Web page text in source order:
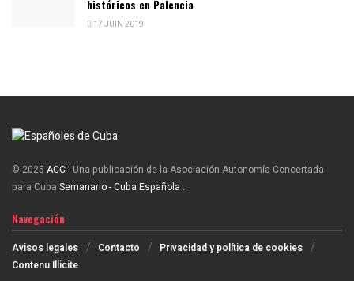
históricos en Palencia
17 JUIN 2019
© 2025 ACC- Una publicación de la Asociación Autonomía Concertada
para Cuba Semanario - Cuba Española .
Navegación
Avisos legales Contacto
Privacidad y política de cookies
Contenu Illicite